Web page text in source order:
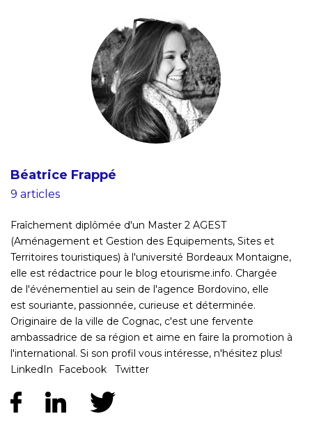
Béatrice Frappé
9 articles
Fraîchement diplômée d'un Master 2 AGEST
(Aménagement et Gestion des Equipements, Sites et
Territoires touristiques) à l'université Bordeaux Montaigne,
elle est rédactrice pour le blog etourisme.info. Chargée
de l'événementiel au sein de l'agence Bordovino, elle
est souriante, passionnée, curieuse et déterminée.
Originaire de la ville de Cognac, c'est une fervente
ambassadrice de sa région et aime en faire la promotion à
l'international. Si son profil vous intéresse, n'hésitez plus!
LinkedIn Facebook Twitter